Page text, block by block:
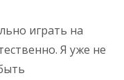
играть на
Я уже не